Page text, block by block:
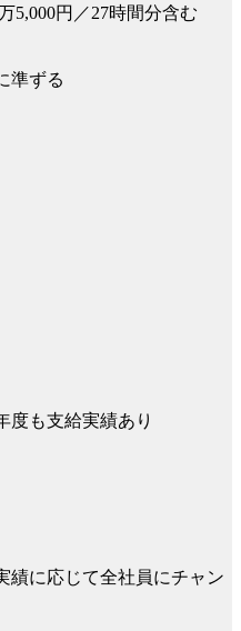
5,000円／27時間分含む
準ずる
度も支給実績あり
に応じて全社員にチャン